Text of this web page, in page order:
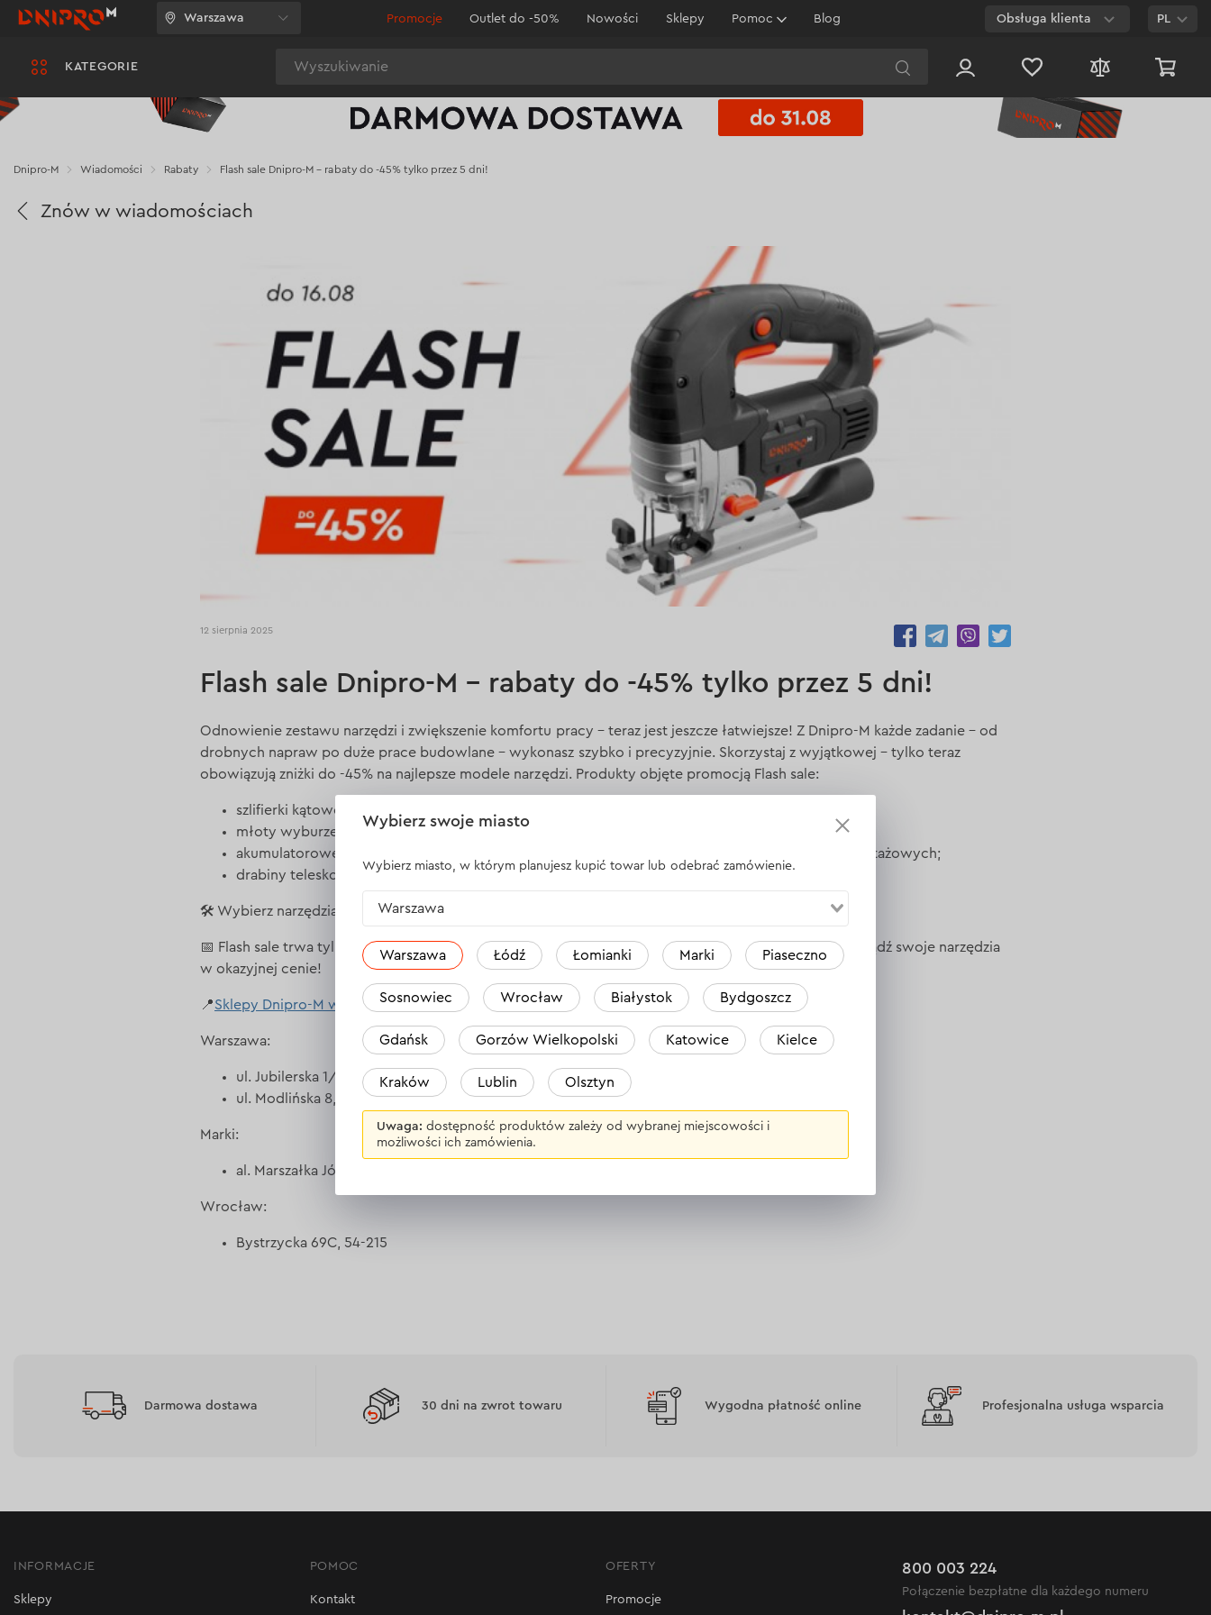
KATEGORIE
Warszawa Promocje Outlet do -50% Nowości Sklepy Pomoc Blog Obsługa klienta
Czat na
stronie
PL
Dnipro-M Wiadomości Rabaty Flash sale Dnipro-M – rabaty do -45% tylko przez 5 dni!
Znów w wiadomościach
12 sierpnia 2025
Flash sale Dnipro-M – rabaty do -45% tylko przez 5 dni!
Odnowienie zestawu narzędzi i zwiększenie komfortu pracy – teraz jest jeszcze łatwiejsze! Z Dnipro-M każde zadanie – od
drobnych napraw po duże prace budowlane – wykonasz szybko i precyzyjnie. Skorzystaj z wyjątkowej – tylko teraz
obowiązują zniżki do -45% na najlepsze modele narzędzi. Produkty objęte promocją Flash sale:
szlifierki kątowe, wyrzynarki, młotowiertarki i mieszadła – do budowy, napraw i montażu ;
młoty wyburzeniowe – do wymagających prac rozbiórkowych;
akumulatorowe pistolety do mas uszczelniających – do wygodnego nakładania materiałów montażowych;
drabiny teleskopowe – do bezpiecznej pracy na wysokości w domu, warsztacie lub na działce.
🛠️ Wybierz narzędzia Dnipro-M w salonie lub zamów z dostawą bezpośrednio na oficjalnej stronie.
📅 Flash sale trwa tylko od 12 do 16 sierpnia – liczbaproduktów promocyjnych jest ograniczona. Zdobądź swoje narzędzia
w okazyjnej cenie!
📍Sklepy Dnipro-M w Polsce:
Warszawa:
ul. Jubilerska 1/3, 04-190 (CH King Cross Praga)
ul. Modlińska 8, 03-216 (CH Auchan Warszawa Modlińska)
Marki:
al. Marszałka Józefa Piłsudskiego 200A, 05-270 (CH Prima Park)
Wrocław:
Bystrzycka 69C, 54-215
Darmowa dostawa 30 dni na zwrot towaru Wygodna płatność online Profesjonalna usługa wsparcia
INFORMACJE
Sklepy
POMOC
Kontakt
OFERTY
Promocje
800 003 224
Połączenie bezpłatne dla każdego numeru
Wybierz swoje miasto
Wybierz miasto, w którym planujesz kupić towar lub odebrać zamówienie.
Warszawa
Warszawa Łódź Łomianki Marki Piaseczno
Sosnowiec Wrocław Białystok Bydgoszcz
Gdańsk Gorzów Wielkopolski Katowice Kielce
Kraków Lublin Olsztyn
Uwaga: dostępność produktów zależy od wybranej miejscowości i
możliwości ich zamówienia.